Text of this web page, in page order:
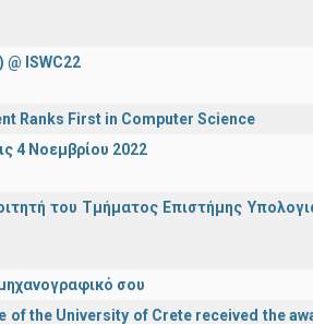
ISWC22
Ranks First in Computer Science
4 Νοεμβρίου 2022
του Τμήματος Επιστήμης
σου
of the University of Crete received the